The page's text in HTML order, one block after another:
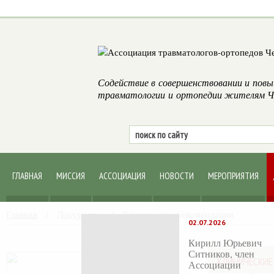
Содействие в совершенствовании и
травматологии и ортопедии жителям
ГЛАВНАЯ МИССИЯ АССОЦИАЦИЯ НОВОСТИ МЕРОПРИЯТИЯ
02.07.2026
Кирилл Юрьевич
Ситников, член
Ассоциации
Документы / Клинические рекомендации